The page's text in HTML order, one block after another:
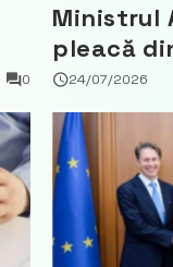
0
Ministrul
pleacă
ce a
parte
Democrat
24/07/2026